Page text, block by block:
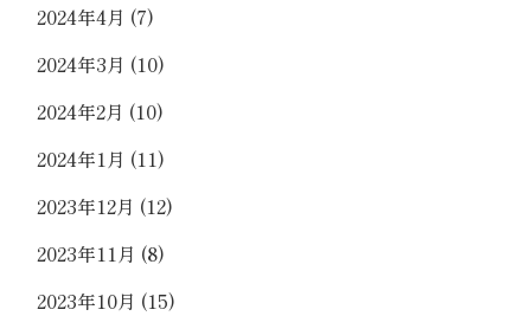
2024年4月 (7)
2024年3月 (10)
2024年2月 (10)
2024年1月 (11)
2023年12月 (12)
2023年11月 (8)
2023年10月 (15)